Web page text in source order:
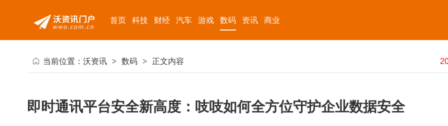
首页 科技 财经 汽车 游戏 数码 资讯 商业
当前位置： 沃资讯 > 数码 > 正文内容
即时通讯平台安全新高度：吱吱如何全方位守护企业数据安全